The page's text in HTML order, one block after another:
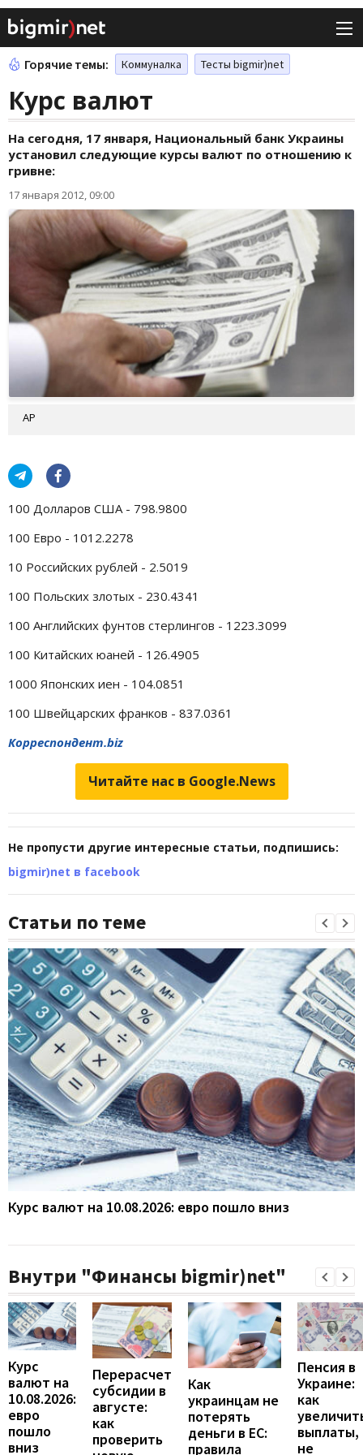
Горячие темы: Коммуналка Тесты bigmir)net
Курс валют
На сегодня, 17 января, Национальный банк Украины
установил следующие курсы валют по отношению к
гривне:
17 января 2012, 09:00
AP
100 Долларов США - 798.9800
100 Евро - 1012.2278
10 Российских рублей - 2.5019
100 Польских злотых - 230.4341
100 Английских фунтов стерлингов - 1223.3099
100 Китайских юаней - 126.4905
1000 Японских иен - 104.0851
100 Швейцарских франков - 837.0361
Корреспондент.biz
Читайте нас в Google.News
Не пропусти другие интересные статьи, подпишись:
bigmir)net в facebook
Статьи по теме
Курс валют на 10.08.2026: евро пошло вниз
Внутри "Финансы bigmir)net"
Курс
валют на
10.08.2026:
евро
пошло
вниз
Перерасчет
субсидии в
августе:
как
проверить
Как
украинцам не
потерять
деньги в ЕС:
правила
Пенсия в
Украине:
как
выплаты,
не